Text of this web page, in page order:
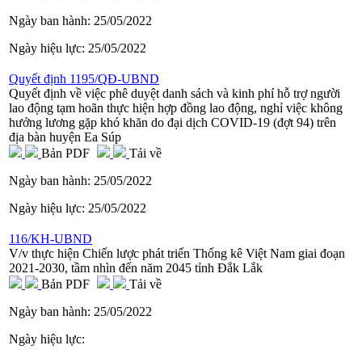
Ngày ban hành: 25/05/2022
Ngày hiệu lực: 25/05/2022
Quyết định 1195/QĐ-UBND
Quyết định về việc phê duyệt danh sách và kinh phí hỗ trợ người
lao động tạm hoãn thực hiện hợp đồng lao động, nghỉ việc không
hưởng lương gặp khó khăn do đại dịch COVID-19 (đợt 94) trên
địa bàn huyện Ea Súp
Bản PDF
Tải về
Ngày ban hành: 25/05/2022
Ngày hiệu lực: 25/05/2022
116/KH-UBND
V/v thực hiện Chiến lược phát triển Thống kê Việt Nam giai đoạn
2021-2030, tầm nhìn đến năm 2045 tỉnh Đắk Lắk
Bản PDF
Tải về
Ngày ban hành: 25/05/2022
Ngày hiệu lực: